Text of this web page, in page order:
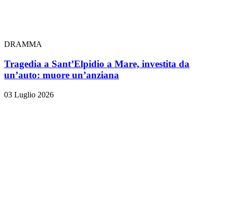
DRAMMA
Tragedia a Sant’Elpidio a Mare, investita da
un’auto: muore un’anziana
03 Luglio 2026